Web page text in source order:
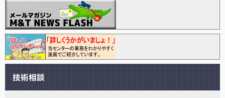
技術相談